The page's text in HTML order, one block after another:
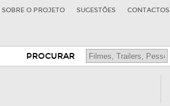
SOBRE O PROJETO SUGESTÕES CONTACTOS
PROCURAR